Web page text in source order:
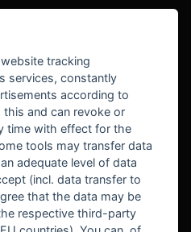
tracking
services, constantly
according to
and can revoke or
time with effect for the
tools may transfer data
adequate level of data
(incl. data transfer to
that the data may be
respective third-party